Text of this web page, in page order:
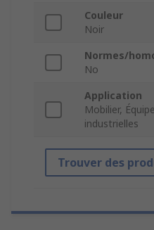
Couleur
Noir
Normes/
No
Application
Mobilier,
industrielles
Trouver des